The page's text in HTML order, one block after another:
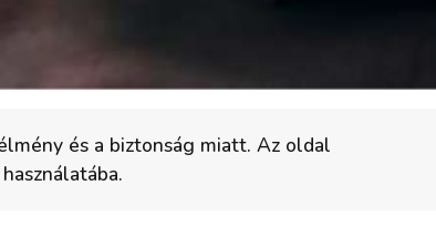
és a biztonság miatt. Az oldal